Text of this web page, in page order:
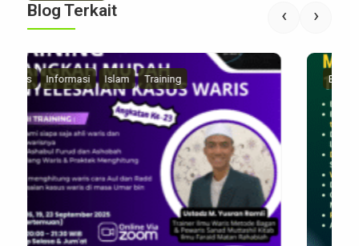
Blog Terkait
Events Informasi Islam
‹ ›